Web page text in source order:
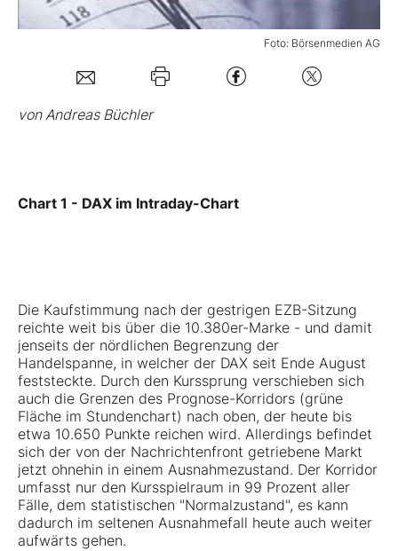
Foto: Börsenmedien AG
von Andreas Büchler
Chart 1 - DAX im Intraday-Chart
Die Kaufstimmung nach der gestrigen EZB-Sitzung
reichte weit bis über die 10.380er-Marke - und damit
jenseits der nördlichen Begrenzung der
Handelspanne, in welcher der DAX seit Ende August
feststeckte. Durch den Kurssprung verschieben sich
auch die Grenzen des Prognose-Korridors (grüne
Fläche im Stundenchart) nach oben, der heute bis
etwa 10.650 Punkte reichen wird. Allerdings befindet
sich der von der Nachrichtenfront getriebene Markt
jetzt ohnehin in einem Ausnahmezustand. Der Korridor
umfasst nur den Kursspielraum in 99 Prozent aller
Fälle, dem statistischen "Normalzustand", es kann
dadurch im seltenen Ausnahmefall heute auch weiter
aufwärts gehen.